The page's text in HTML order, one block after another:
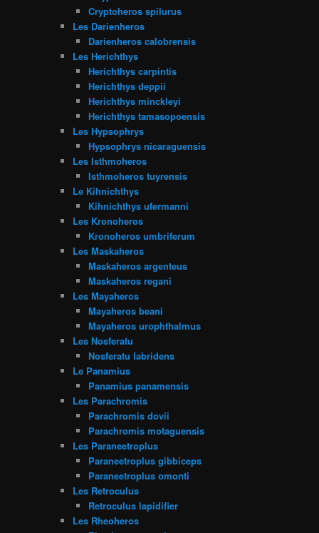
Cryptoheros spilurus
Les Darienheros
Darienheros calobrensis
Les Herichthys
Herichthys carpintis
Herichthys deppii
Herichthys minckleyi
Herichthys tamasopoensis
Les Hypsophrys
Hypsophrys nicaraguensis
Les Isthmoheros
Isthmoheros tuyrensis
Le Kihnichthys
Kihnichthys ufermanni
Les Kronoheros
Kronoheros umbriferum
Les Maskaheros
Maskaheros argenteus
Maskaheros regani
Les Mayaheros
Mayaheros beani
Mayaheros urophthalmus
Les Nosferatu
Nosferatu labridens
Le Panamius
Panamius panamensis
Les Parachromis
Parachromis dovii
Parachromis motaguensis
Les Paraneetroplus
Paraneetroplus gibbiceps
Paraneetroplus omonti
Les Retroculus
Retroculus lapidifier
Les Rheoheros